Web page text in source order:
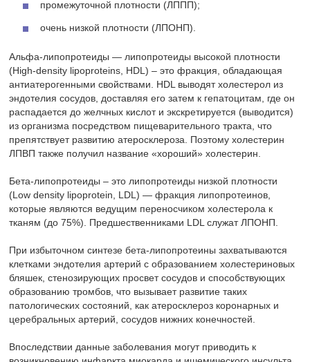
промежуточной плотности (ЛППП);
очень низкой плотности (ЛПОНП).
Альфа-липопротеиды — липопротеиды высокой плотности
(High-density lipoproteins, HDL) – это фракция, обладающая
антиатерогенными свойствами. HDL выводят холестерол из
эндотелия сосудов, доставляя его затем к гепатоцитам, где он
распадается до желчных кислот и экскретируется (выводится)
из организма посредством пищеварительного тракта, что
препятствует развитию атеросклероза. Поэтому холестерин
ЛПВП также получил название «хороший» холестерин.
Бета-липопротеиды – это липопротеиды низкой плотности
(Low density lipoprotein, LDL) — фракция липопротеинов,
которые являются ведущим переносчиком холестерола к
тканям (до 75%). Предшественниками LDL служат ЛПОНП.
При избыточном синтезе бета-липопротеины захватываются
клетками эндотелия артерий с образованием холестериновых
бляшек, стенозирующих просвет сосудов и способствующих
образованию тромбов, что вызывает развитие таких
патологических состояний, как атеросклероз коронарных и
церебральных артерий, сосудов нижних конечностей.
Впоследствии данные заболевания могут приводить к